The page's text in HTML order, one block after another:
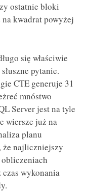
ostatnie bloki
kwadrat powyżej
się właściwie
pytanie.
CTE generuje 31
mnóstwo
Server jest na tyle
wiersze już na
planu
że najliczniejszy
wykonania